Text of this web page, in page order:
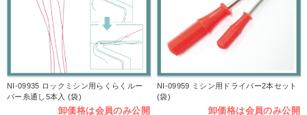
NI-09935 ロックミシン用らくらくルー
パー糸通し5本入 (袋)
卸価格は会員のみ公開
NI-09959 ミシン用ドライバー2本セット
(袋)
卸価格は会員のみ公開